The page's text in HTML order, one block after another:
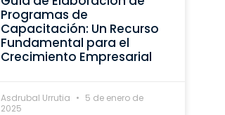
Programas de
Capacitación: Un Recurso
Fundamental para el
Crecimiento Empresarial
Asdrubal Urrutia
5 de enero de
2025